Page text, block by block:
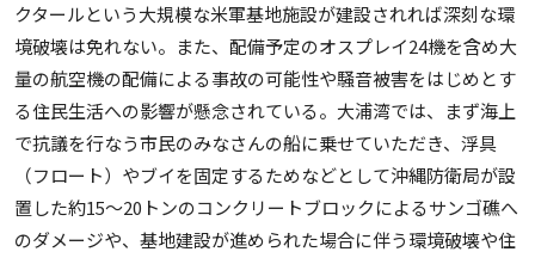
クタールという大規模な米軍基地施設が建設されれば深刻な環
境破壊は免れない。また、配備予定のオスプレイ24機を含め大
量の航空機の配備による事故の可能性や騒音被害をはじめとす
る住民生活への影響が懸念されている。大浦湾では、まず海上
で抗議を行なう市民のみなさんの船に乗せていただき、浮具
（フロート）やブイを固定するためなどとして沖縄防衛局が設
置した約15～20トンのコンクリートブロックによるサンゴ礁へ
のダメージや、基地建設が進められた場合に伴う環境破壊や住